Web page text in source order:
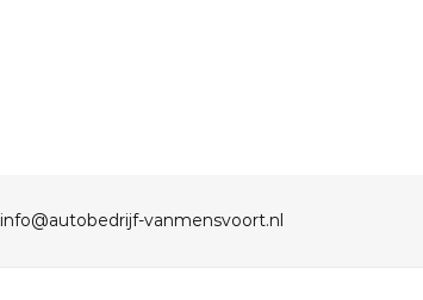
info@autobedrijf-vanmensvoort.nl